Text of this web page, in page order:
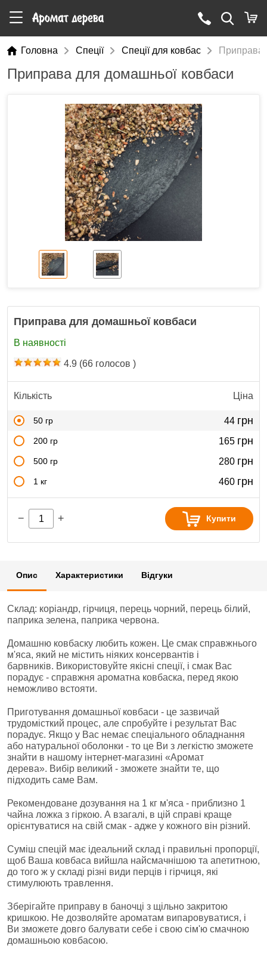
Головна Cпеції Спеції для ковбас Приправа
Приправа для домашньої ковбаси
Приправа для домашньої ковбаси
В наявності
4.9 (66 голосов )
Кількість Ціна
50 гр 44 грн
200 гр 165 грн
500 гр 280 грн
1 кг 460 грн
− + Купити
Опис Характеристики Відгуки
Склад: коріандр, гірчиця, перець чорний, перець білий,
паприка зелена, паприка червона.
Домашню ковбаску любить кожен. Це смак справжнього
м'яса, який не містить ніяких консервантів і
барвників. Використовуйте якісні спеції, і смак Вас
порадує - справжня ароматна ковбаска, перед якою
неможливо встояти.
Приготування домашньої ковбаси - це зазвичай
трудомісткий процес, але спробуйте і результат Вас
порадує. Якщо у Вас немає спеціального обладнання
або натуральної оболонки - то це Ви з легкістю зможете
знайти в нашому інтернет-магазині «Аромат
дерева». Вибір великий - зможете знайти те, що
підходить саме Вам.
Рекомендоване дозування на 1 кг м'яса - приблизно 1
чайна ложка з гіркою. А взагалі, в цій справі краще
орієнтуватися на свій смак - адже у кожного він різний.
Суміш спецій має ідеальний склад і правильні пропорції,
щоб Ваша ковбаса вийшла найсмачнішою та апетитною,
до того ж у складі різні види перців і гірчиця, які
стимулюють травлення.
Зберігайте приправу в баночці з щільно закритою
кришкою. Не дозволяйте ароматам випаровуватися, і
Ви зможете довго балувати себе і свою сім'ю смачною
домашньою ковбасою.